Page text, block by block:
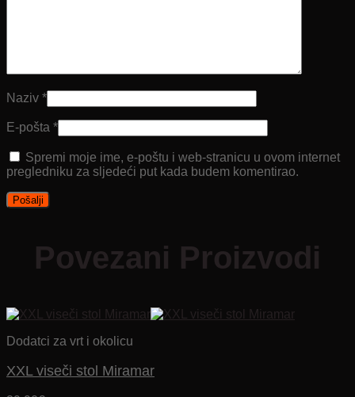
Naziv *
E-pošta *
Spremi moje ime, e-poštu i web-stranicu u ovom internet
pregledniku za sljedeći put kada budem komentirao.
Povezani Proizvodi
Dodatci za vrt i okolicu
XXL viseči stol Miramar